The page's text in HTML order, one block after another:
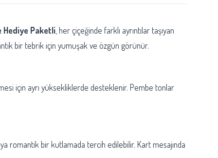
Hediye Paketli , her çiçeğinde farklı ayrıntılar taşıyan
bir tebrik için yumuşak ve özgün görünür.
için ayrı yüksekliklerde desteklenir. Pembe tonlar
romantik bir kutlamada tercih edilebilir. Kart mesajında